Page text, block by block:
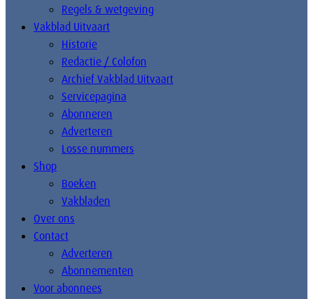
Regels & wetgeving
Vakblad Uitvaart
Historie
Redactie / Colofon
Archief Vakblad Uitvaart
Servicepagina
Abonneren
Adverteren
Losse nummers
Shop
Boeken
Vakbladen
Over ons
Contact
Adverteren
Abonnementen
Voor abonnees